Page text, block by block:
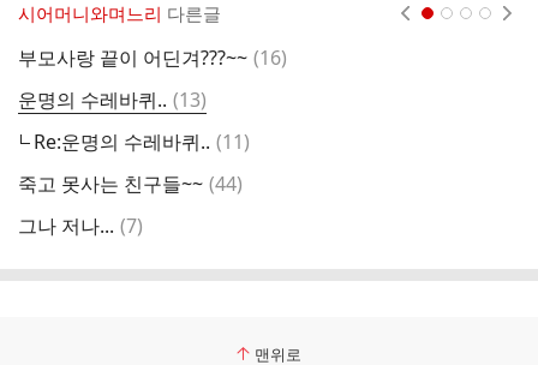
시어머니와며느리 다른글
부모사랑 끝이 어딘겨???~~ 댓
(16)
운명의 수레바퀴.. 댓
글
(13)
Re:운명의 수레바퀴.. 댓
(11)
죽고 못사는 친구들~~ 댓
(44)
그나 저나... 댓
(7)
맨위로